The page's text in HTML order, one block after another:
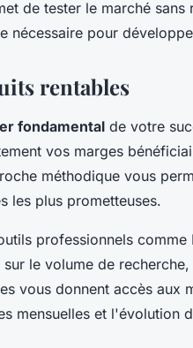
de tester le marché sans
nécessaire pour
rentables
fondamental de votre
vos marges
méthodique vous
les plus prometteuses.
professionnels comme
le volume de
vous donnent accès aux
mensuelles et l'évolution